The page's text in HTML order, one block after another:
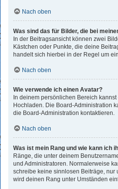
Nach oben
Was sind das für Bilder, die bei
In der Beitragsansicht können zwei
Kästchen oder Punkte, die deine
handelt sich hierbei in der Regel um
Nach oben
Wie verwende ich einen Avatar?
In deinem persönlichen Bereich
Hochladen. Die Board-Administration
die Board-Administration kontaktieren.
Nach oben
Was ist mein Rang und wie kann ich
Ränge, die unter deinem
und Administratoren. Normalerweise
schreibe keine sinnlosen Beiträge,
wird deinen Rang unter Umständen